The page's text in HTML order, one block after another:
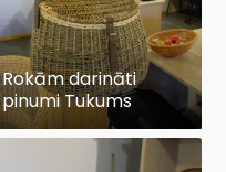
Rokām darināti
pinumi Tukums